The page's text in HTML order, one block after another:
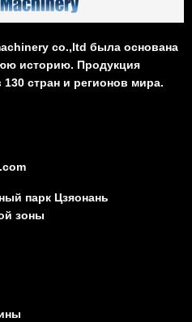
co.,ltd была основана
историю. Продукция
стран и регионов мира.
парк Цзяонань
зоны